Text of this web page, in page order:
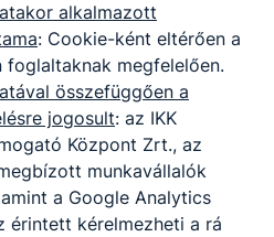
alkalmazott
: Cookie-ként eltérően a
megfelelően.
összefüggően a
jogosult: az IKK
Központ Zrt., az
munkavállalók
a Google Analytics
érintett kérelmezheti a rá